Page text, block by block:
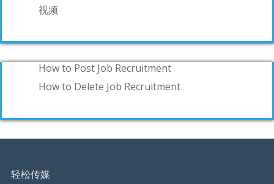
视频
How to Post Job Recruitment
How to Delete Job Recruitment
轻松传媒